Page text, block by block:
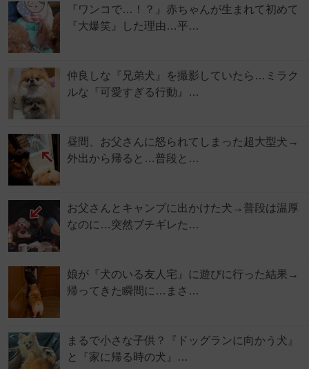
『ワンコで…！？』赤ちゃんが生まれて初めて
『大爆笑』した理由…平…
仲良しな『兄弟犬』を撮影していたら…ミラク
ルな『可愛すぎる行動』…
昼間、お父さんに怒られてしまった超大型犬→
外出から帰ると…普段と…
お父さんとキャンプに出かけた犬→普段は温厚
なのに…突然ブチギレた…
娘が『犬のいる友人宅』に遊びに行った結果→
帰ってきた瞬間に…まさ…
まるで小さな子供？『ドッグランに向かう犬』
と『家に帰る時の犬』…